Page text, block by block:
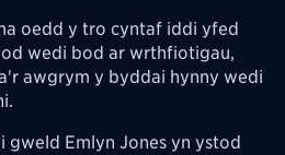
oedd y tro cyntaf iddi yfed
wedi bod ar wrthfiotigau,
awgrym y byddai hynny wedi
Emlyn Jones yn ystod